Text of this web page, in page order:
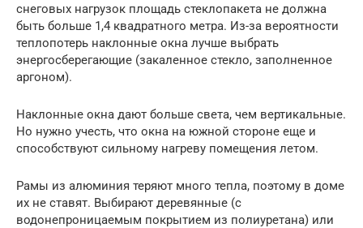
снеговых нагрузок площадь стеклопакета не должна
быть больше 1,4 квадратного метра. Из-за вероятности
теплопотерь наклонные окна лучше выбрать
энергосберегающие (закаленное стекло, заполненное
аргоном).
Наклонные окна дают больше света, чем вертикальные.
Но нужно учесть, что окна на южной стороне еще и
способствуют сильному нагреву помещения летом.
Рамы из алюминия теряют много тепла, поэтому в доме
их не ставят. Выбирают деревянные (с
водонепроницаемым покрытием из полиуретана) или